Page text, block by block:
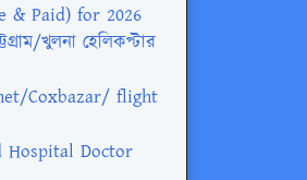
& Paid) for 2026
খুলনা হেলিকপ্টার
Coxbazar/ flight
Hospital Doctor